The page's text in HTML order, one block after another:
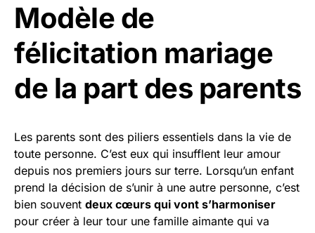
Modèle de
félicitation mariage
de la part des parents
Les parents sont des piliers essentiels dans la vie de
toute personne. C’est eux qui insufflent leur amour
depuis nos premiers jours sur terre. Lorsqu’un enfant
prend la décision de s’unir à une autre personne, c’est
bien souvent deux cœurs qui vont s’harmoniser
pour créer à leur tour une famille aimante qui va